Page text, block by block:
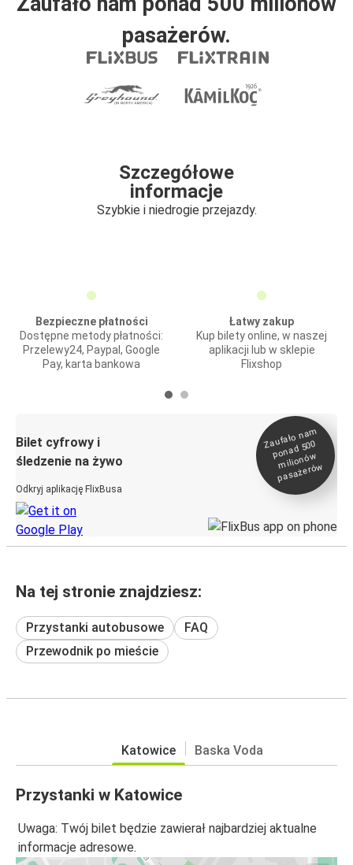
pasażerów.
Szczegółowe
informacje
Szybkie i niedrogie przejazdy.
Bezpieczne płatności
Dostępne metody płatności:
Przelewy24, Paypal, Google
Pay, karta bankowa
Łatwy zakup
Kup bilety online, w naszej
aplikacji lub w sklepie
Flixshop
Bilet cyfrowy i
śledzenie na żywo
Odkryj aplikację FlixBusa
Zaufało na
m
ponad 500
milionó
w
pasażeró
w
Na tej stronie znajdziesz:
Przystanki autobusowe
FAQ
Przewodnik po mieście
Katowice Baska Voda
Przystanki w Katowice
Uwaga: Twój bilet będzie zawierał najbardziej aktualne
informacje adresowe.